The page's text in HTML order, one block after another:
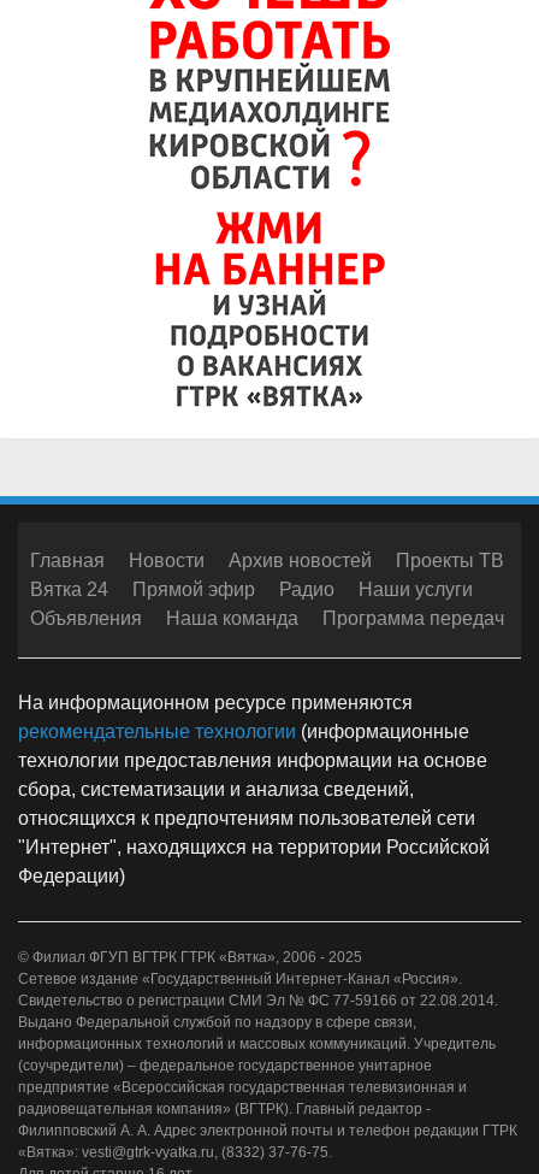
Главная Новости Архив новостей
Проекты ТВ
Вятка 24
Прямой эфир Радио
Наши услуги
Объявления
Наша команда Программа передач
На информационном ресурсе применяются
рекомендательные технологии (информационные
технологии предоставления информации на основе
сбора, систематизации и анализа сведений,
относящихся к предпочтениям пользователей сети
"Интернет", находящихся на территории Российской
Федерации)
© Филиал ФГУП ВГТРК ГТРК «Вятка», 2006 - 2025
Сетевое издание «Государственный Интернет-Канал «Россия».
Свидетельство о регистрации СМИ Эл № ФС 77-59166 от 22.08.2014.
Выдано Федеральной службой по надзору в сфере связи,
информационных технологий и массовых коммуникаций. Учредитель
(соучредители) – федеральное государственное унитарное
предприятие «Всероссийская государственная телевизионная и
радиовещательная компания» (ВГТРК). Главный редактор -
Филипповский А. А. Адрес электронной почты и телефон редакции ГТРК
«Вятка»: vesti@gtrk-vyatka.ru, (8332) 37-76-75.